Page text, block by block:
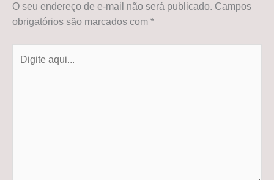
O seu endereço de e-mail não será publicado. Campos
obrigatórios são marcados com *
aqui...